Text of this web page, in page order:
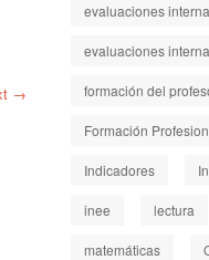
→
evaluaciones
evaluaciones
formación del
Formación
Indicadores
inee lectura
matemáticas